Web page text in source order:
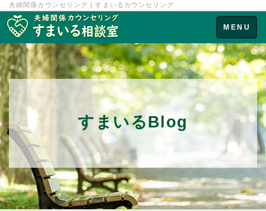
夫婦関係カウンセリング | すまいるカウンセリング
Toggle
navigation
MENU
すまいるBlog